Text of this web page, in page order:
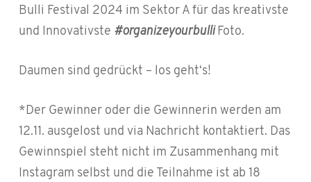
Bulli Festival 2024 im Sektor A für das kreativste
und Innovativste #organizeyourbulliFoto.
Daumen sind gedrückt – los geht‘s!
*Der Gewinner oder die Gewinnerin werden am
12.11. ausgelost und via Nachricht kontaktiert. Das
Gewinnspiel steht nicht im Zusammenhang mit
Instagram selbst und die Teilnahme ist ab 18